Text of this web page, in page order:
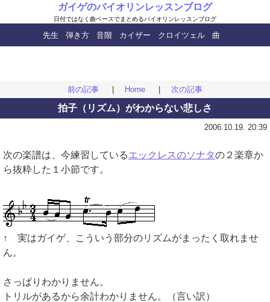
ガイゲのバイオリンレッスンブログ
日付ではなく曲ベースでまとめるバイオリンレッスンブログ
先生 弾き方 音階 カイザー クロイツェル 曲
前の記事 Home 次の記事
拍子（リズム）がわからない悲しさ
2006.10.19. 20:39
次の楽譜は、今練習しているエックレスのソナタの２楽章か
ら抜粋した１小節です。
↑ 実はガイゲ、こういう部分のリズムがまったく取れませ
ん。
さっぱりわかりません。
トリルがあるから余計わかりません。（言い訳）